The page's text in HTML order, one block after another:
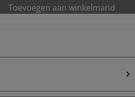
Toevoegen aan winkelmand